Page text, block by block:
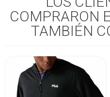
COMPRARON
TAMBIÉN